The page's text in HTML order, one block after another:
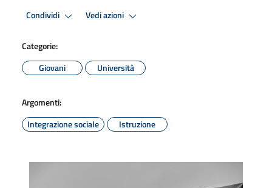
Condividi Vedi azioni
Categorie:
Giovani
Università
Argomenti:
Integrazione sociale
Istruzione